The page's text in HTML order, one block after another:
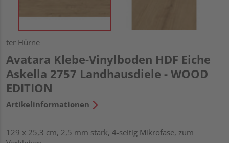
ter Hürne
Avatara Klebe-Vinylboden HDF Eiche
Askella 2757 Landhausdiele - WOOD
EDITION
Artikelinformationen
129 x 25,3 cm, 2,5 mm stark, 4-seitig Mikrofase, zum